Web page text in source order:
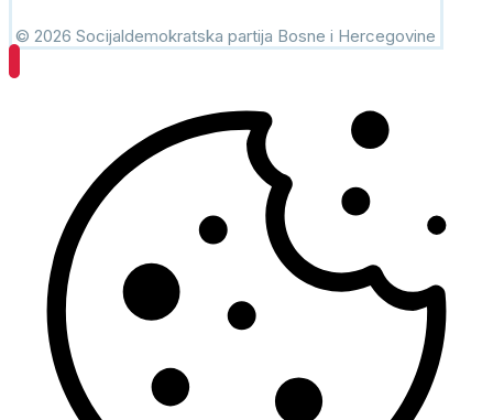
© 2026 Socijaldemokratska partija Bosne i Hercegovine